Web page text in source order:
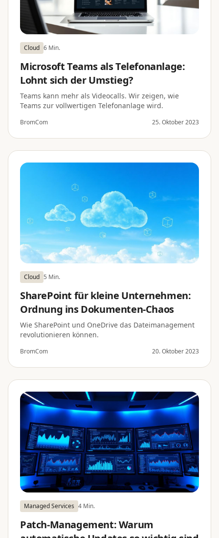
Cloud 6 Min.
Microsoft Teams als Telefonanlage:
Lohnt sich der Umstieg?
Teams kann mehr als Videocalls. Wir zeigen, wie
Teams zur vollwertigen Telefonanlage wird.
BromCom 25. Oktober 2023
Cloud 5 Min.
SharePoint für kleine Unternehmen:
Ordnung ins Dokumenten-Chaos
Wie SharePoint und OneDrive das Dateimanagement
revolutionieren können.
BromCom 20. Oktober 2023
Managed Services 4 Min.
Patch-Management: Warum